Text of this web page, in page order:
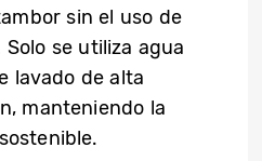
sin el uso de
se utiliza agua
lavado de alta
manteniendo la